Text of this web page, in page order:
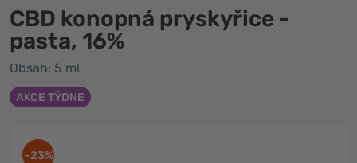
CBD konopná pryskyřice -
pasta, 16%
Obsah: 5 ml
AKCE TÝDNE
-23%